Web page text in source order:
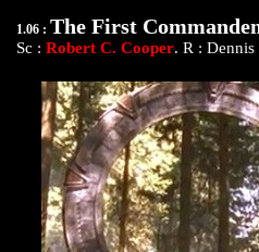
1.06 : The First
Sc : Robert C. Cooper. R : Dennis